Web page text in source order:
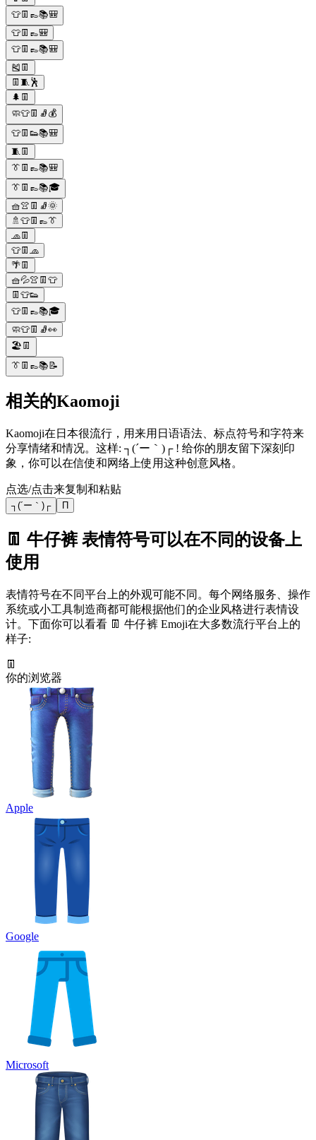
👕👖👞📚🎒
👕👖👞🎒
👕👖👞📚🎒
🎽👖
👖🧵🕺
🌲👖
🧼👕👖🧦💰
👕👖👟📚🎒
🧵👖
👔👖👞📚🎒
👔👖👞📚🎓
🧺👚👖🧦🌞
🚿👕👖👞👔
🧢👖
👕👖🧢
🌴👖
🧺💦👚👖👕
👖👕👟
👕👖👞📚🎓
🧼👕👖🧦👀
🏖️👖
👔👖👞📚📝
相关的Kaomoji
Kaomoji在日本很流行，用来用日语语法、标点符号和字符来
分享情绪和情况。这样: ┐(´ー｀)┌ ! 给你的朋友留下深刻印
象，你可以在信使和网络上使用这种创意风格。
点选/点击来复制和粘贴
┐(´ー｀)┌ П
👖 牛仔裤 表情符号可以在不同的设备上
使用
表情符号在不同平台上的外观可能不同。每个网络服务、操作
系统或小工具制造商都可能根据他们的企业风格进行表情设
计。下面你可以看看 👖 牛仔裤 Emoji在大多数流行平台上的
样子:
👖
你的浏览器
Apple
Google
Microsoft